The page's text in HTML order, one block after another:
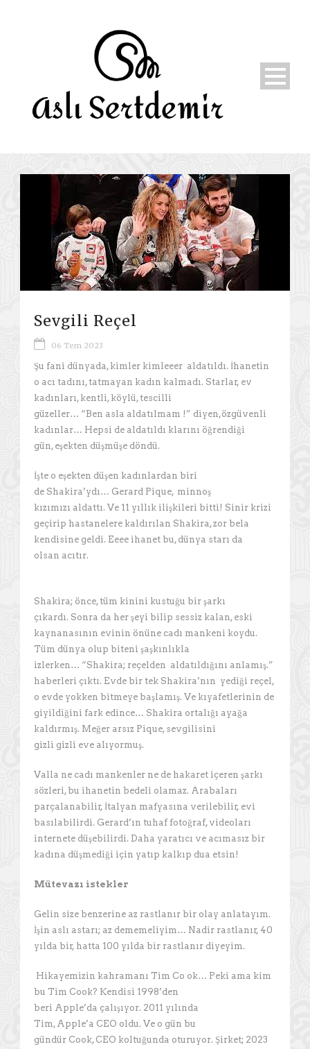
Sevgili Reçel
06 Tem 2023
Şu fani dünyada, kimler kimleeer aldatıldı. İhanetin
o acı tadını, tatmayan kadın kalmadı. Starlar, ev
kadınları, kentli, köylü, tescilli
güzeller… “Ben asla aldatılmam !” diyen,özgüvenli
kadınlar… Hepsi de aldatıldı klarını öğrendiği
gün, eşekten düşmüşe döndü.
İşte o eşekten düşen kadınlardan biri
de Shakira’ydı… Gerard Pique, minnoş
kızımızı aldattı. Ve 11 yıllık ilişkileri bitti! Sinir krizi
geçirip hastanelere kaldırılan Shakira, zor bela
kendisine geldi. Eeee ihanet bu, dünya starı da
olsan acıtır.
Shakira; önce, tüm kinini kustuğu bir şarkı
çıkardı. Sonra da her şeyi bilip sessiz kalan, eski
kaynanasının evinin önüne cadı mankeni koydu.
Tüm dünya olup biteni şaşkınlıkla
izlerken… “Shakira; reçelden aldatıldığını anlamış.”
haberleri çıktı. Evde bir tek Shakira’nın yediği reçel,
o evde yokken bitmeye başlamış. Ve kıyafetlerinin de
giyildiğini fark edince… Shakira ortalığı ayağa
kaldırmış. Meğer arsız Pique, sevgilisini
gizli gizli eve alıyormuş.
Valla ne cadı mankenler ne de hakaret içeren şarkı
sözleri, bu ihanetin bedeli olamaz. Arabaları
parçalanabilir, İtalyan mafyasına verilebilir, evi
basılabilirdi. Gerard’ın tuhaf fotoğraf, videoları
internete düşebilirdi. Daha yaratıcı ve acımasız bir
kadına düşmediği için yatıp kalkıp dua etsin!
Mütevazı istekler
Gelin size benzerine az rastlanır bir olay anlatayım.
İşin aslı astarı; az dememeliyim… Nadir rastlanır, 40
yılda bir, hatta 100 yılda bir rastlanır diyeyim.
Hikayemizin kahramanı Tim Co ok… Peki ama kim
bu Tim Cook? Kendisi 1998’den
beri Apple’da çalışıyor. 2011 yılında
Tim, Apple’a CEO oldu. Ve o gün bu
gündür Cook, CEO koltuğunda oturuyor. Şirket; 2023